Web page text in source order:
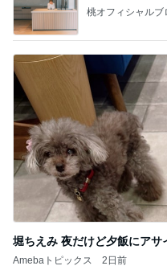
桃オフィシャル
堀ちえみ 夜だけど夕飯にアサ
Amebaトピックス 2日前